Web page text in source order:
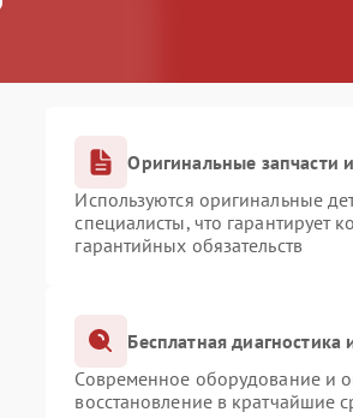
Оригинальные запчасти
Используются оригинальные
специалисты, что гарантирует
гарантийных обязательств
Бесплатная
Современное оборудование и
восстановление в кратчайшие